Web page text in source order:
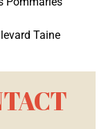
Taine